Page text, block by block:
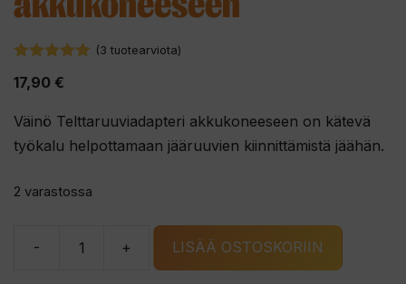
(3 tuotearviota)
17,90 €
Väinö Telttaruuviadapteri akkukoneeseen on kätevä
työkalu helpottamaan jääruuvien kiinnittämistä jäähän.
2 varastossa
-
Väinö
+ LISÄÄ OSTOSKORIIN